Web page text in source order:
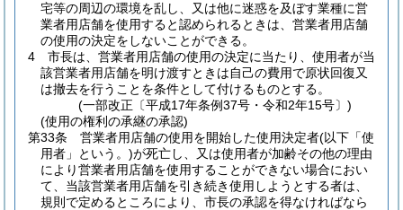
宅等の周辺の環境を乱し、又は他に迷惑を及ぼす業種に営
業者用店舗を使用すると認められるときは、営業者用店舗
の使用の決定をしないことができる。
4
市長は、営業者用店舗の使用の決定に当たり、使用者が当
該営業者用店舗を明け渡すときは自己の費用で原状回復又
は撤去を行うことを条件として付けるものとする。
(一部改正〔平成17年条例37号・令和2年15号〕)
(使用の権利の承継の承認)
第33条
営業者用店舗の使用を開始した使用決定者(以下「使
用者」という。)が死亡し、又は使用者が加齢その他の理由
により営業者用店舗を使用することができない場合におい
て、当該営業者用店舗を引き続き使用しようとする者は、
規則で定めるところにより、市長の承認を得なければなら